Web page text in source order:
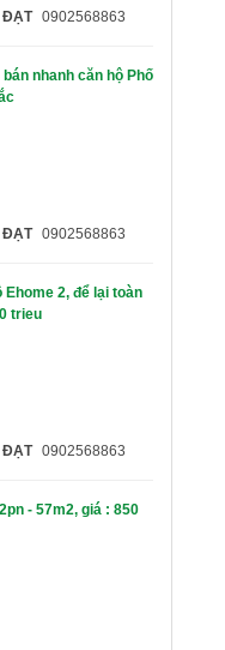
ĐẠT 0902568863
bán nhanh căn hộ Phố
ĐẠT 0902568863
Ehome 2, để lại toàn
trieu
ĐẠT 0902568863
- 57m2, giá : 850